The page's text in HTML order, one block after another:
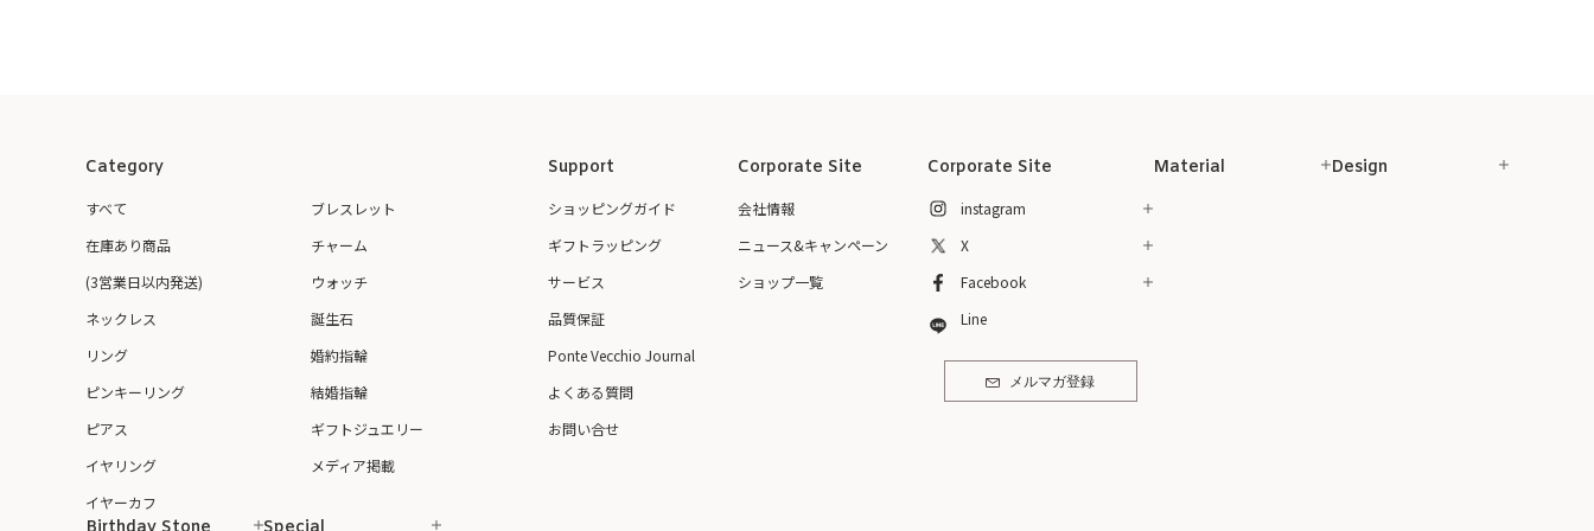
Category
すべて
在庫あり商品
(3営業日以内発送)
ネックレス
リング
ピンキーリング
ピアス
イヤリング
イヤーカフ
ブレスレット
チャーム
ウォッチ
誕生石
婚約指輪
結婚指輪
ギフトジュエリー
メディア掲載
Support
ショッピングガイド
ギフトラッピング
サービス
品質保証
Ponte Vecchio Journal
よくある質問
お問い合せ
Corporate Site
会社情報
ニュース&キャンペーン
ショップ一覧
Corporate Site
instagram
X
Facebook
Line
メルマガ登録
Material Design